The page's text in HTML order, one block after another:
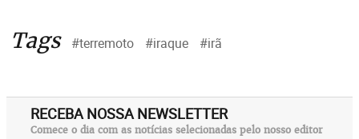
Tags #terremoto #iraque #irã
RECEBA NOSSA NEWSLETTER
Comece o dia com as notícias selecionadas pelo nosso editor